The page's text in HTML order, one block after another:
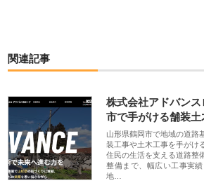
関連記事
株式会社アドバン
市で手がける舗装
山形県鶴岡市で地域の道路
装工事や土木工事を手がけ
住民の生活を支える道路整
整備まで、幅広い工事実
地…